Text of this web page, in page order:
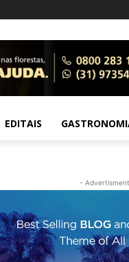
EDITAIS
-